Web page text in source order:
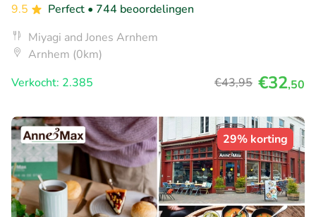
9.5
Perfect • 744 beoordelingen
Miyagi and Jones Arnhem
Arnhem (0km)
Verkocht: 2.385
€43,95 €32,50
29% korting